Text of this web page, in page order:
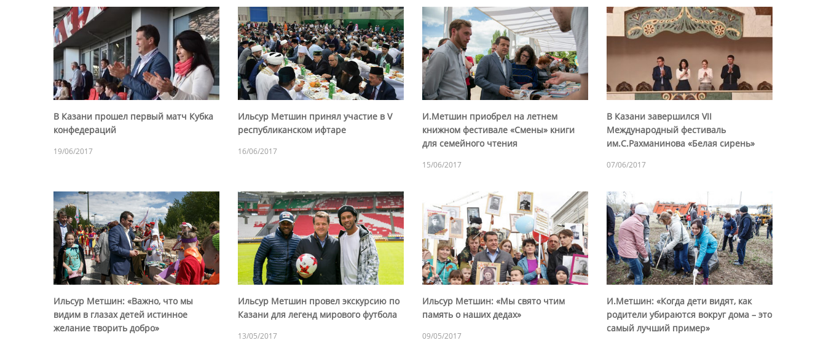
В Казани прошел первый матч Кубка
конфедераций
19/06/2017
Ильсур Метшин принял участие в V
республиканском ифтаре
16/06/2017
И.Метшин приобрел на летнем
книжном фестивале «Смены» книги
для семейного чтения
15/06/2017
В Казани завершился VII
Международный фестиваль
им.С.Рахманинова «Белая сирень»
07/06/2017
Ильсур Метшин: «Важно, что мы
видим в глазах детей истинное
желание творить добро»
Ильсур Метшин провел экскурсию по
Казани для легенд мирового футбола
13/05/2017
Ильсур Метшин: «Мы свято чтим
память о наших дедах»
09/05/2017
И.Метшин: «Когда дети видят, как
родители убираются вокруг дома – это
самый лучший пример»